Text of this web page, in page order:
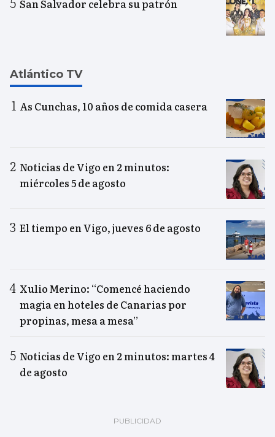
San Salvador celebra su patrón
Atlántico TV
As Cunchas, 10 años de comida casera
Noticias de Vigo en 2 minutos:
miércoles 5 de agosto
El tiempo en Vigo, jueves 6 de agosto
Xulio Merino: “Comencé haciendo
magia en hoteles de Canarias por
propinas, mesa a mesa”
Noticias de Vigo en 2 minutos: martes 4
de agosto